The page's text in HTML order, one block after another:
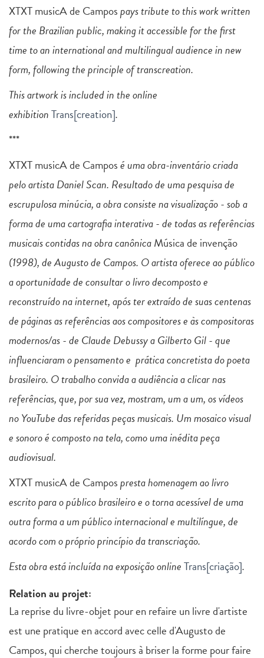
XTXT musicA de Campospays tribute to this work written
for the Brazilian public, making it accessible for the first
time to an international and multilingual audience in new
form, following the principle of transcreation.
This artwork is included in the online
exhibitionTrans[creation].
***
XTXT musicA de Camposé uma obra-inventário criada
pelo artista Daniel Scan. Resultado de uma pesquisa de
escrupulosa minúcia, a obra consiste na visualização - sob a
forma de uma cartografia interativa - de todas as referências
musicais contidas na obra canônicaMúsica de invenção
(1998), de Augusto de Campos. O artista oferece ao público
a oportunidade de consultar o livro decomposto e
reconstruído na internet, após ter extraído de suas centenas
de páginas as referências aos compositores e às compositoras
modernos/as - de Claude Debussy a Gilberto Gil - que
influenciaram o pensamento e prática concretista do poeta
brasileiro. O trabalho convida a audiência a clicar nas
referências, que, por sua vez, mostram, um a um, os vídeos
no YouTube das referidas peças musicais. Um mosaico visual
e sonoro é composto na tela, como uma inédita peça
audiovisual.
XTXT musicA de Campospresta homenagem ao livro
escrito para o público brasileiro e o torna acessível de uma
outra forma a um público internacional e multilíngue, de
acordo com o próprio princípio da transcriação.
Esta obra está incluída na exposição onlineTrans[criação].
Relation au projet:
La reprise du livre-objet pour en refaire un livre d'artiste
est une pratique en accord avec celle d'Augusto de
Campos, qui cherche toujours à briser la forme pour faire